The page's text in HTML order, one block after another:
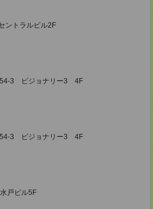
ントラルビル2F
54-3 ビジョナリー3 4F
54-3 ビジョナリー3 4F
戸ビル5F